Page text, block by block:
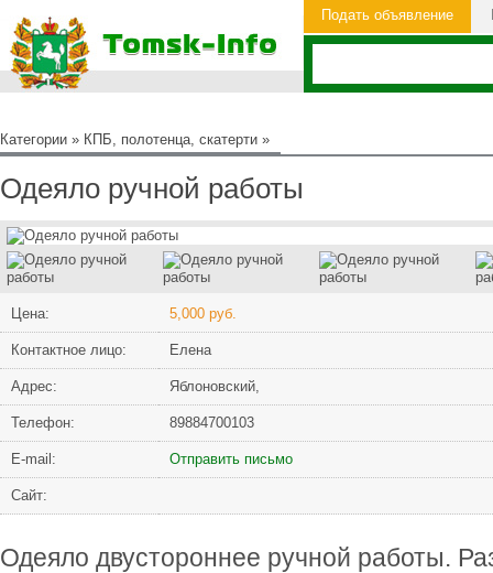
Подать объявление
Категории » КПБ, полотенца, скатерти »
Одеяло ручной работы
Цена: 5,000 руб.
Контактное лицо: Елена
Адрес: Яблоновский,
Телефон: 89884700103
Е-mail: Отправить письмо
Сайт:
Одеяло двустороннее ручной работы.